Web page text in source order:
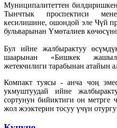
Муниципалитеттен
Тынчтык проспектиси
кесилишине, ошондой эле Чүй
бульварынан Үмөталиев
Бул ийне жалбырактуу
шаарынан «Бишкек
жетекчилиги тарабынан атайын
Компакт туясы - анча чоң
укмуштуудай ийне
сортунун бийиктиги он метрге
жол жээктерин тосуу үчүн